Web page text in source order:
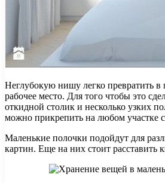
Неглубокую нишу легко превратить в
рабочее место. Для того чтобы это
откидной столик и несколько узких
можно прикрепить на любом участке
Маленькие полочки подойдут для
картин. Еще на них стоит расставить